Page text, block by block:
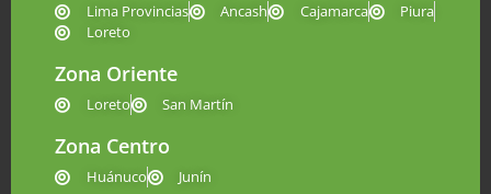
Lima Provincias Ancash Cajamarca
Piura
Loreto
Zona Oriente
Loreto San Martín
Zona Centro
Huánuco Junín